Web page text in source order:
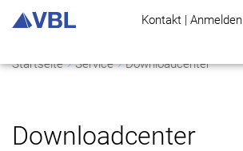
Kontakt | Anmelden
Startseite Service Downloadcenter
Downloadcenter